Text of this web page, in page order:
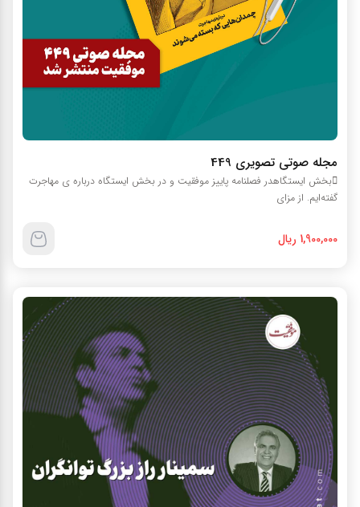
مجله صوتي تصويري 449
بخش ایستگاهدر فصلنامه پاییز موفقیت و در بخش ایستگاه درباره ی مهاجرت
گفته‌ایم. از مزای
1,900,000 ریال